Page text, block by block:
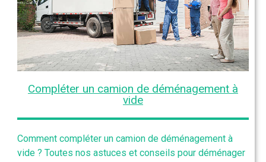
Compléter un camion de déménagement à
vide
Comment compléter un camion de déménagement à
vide ? Toutes nos astuces et conseils pour déménager